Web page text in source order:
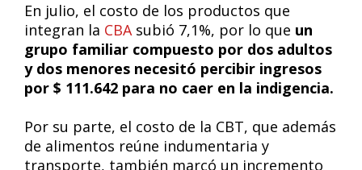
En julio, el costo de los productos que
integran la CBAsubió 7,1%, por lo que un
grupo familiar compuesto por dos adultos
y dos menores necesitó percibir ingresos
por $ 111.642 para no caer en la indigencia.
Por su parte, el costo de la CBT, que además
de alimentos reúne indumentaria y
transporte, también marcó un incremento